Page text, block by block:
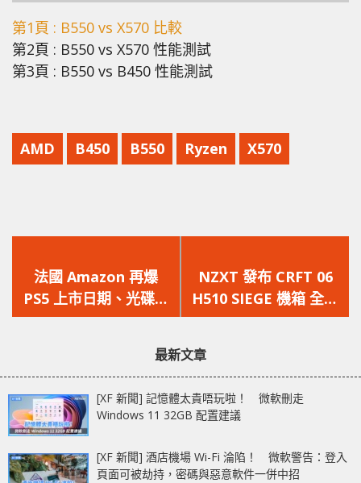
第1頁 : B550 vs X570 比較
第2頁 : B550 vs X570 性能測試
第3頁 : B550 vs B450 性能測試
AMD B450 B550 Ryzen X570
一
篇
文
法國 Amazon 再爆
PS5 上市日期、光碟版
與數位版價格
一
篇
文
NZXT 發布 CRFT 06
H510 SIEGE 機箱 全面
保護你的零組件免於敵
最新文章
[XF 新聞] 記憶體太貴唔玩啦！ 微軟刪走
Windows 11 32GB 配置建議
[XF 新聞] 酒店機場 Wi-Fi 淪陷！ 微軟警告：登入
頁面可被劫持，密碼與惡意軟件一併中招